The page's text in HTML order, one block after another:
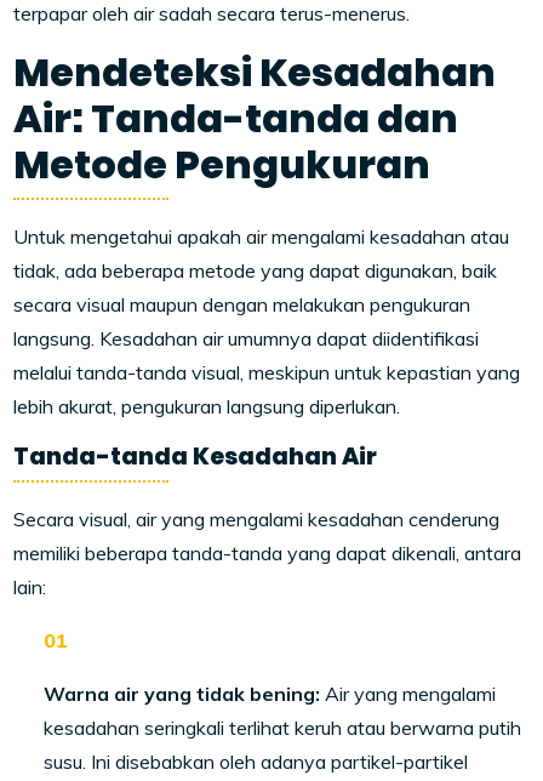
terpapar oleh air sadah secara terus-menerus.
Mendeteksi Kesadahan
Air: Tanda-tanda dan
Metode Pengukuran
Untuk mengetahui apakah air mengalami kesadahan atau
tidak, ada beberapa metode yang dapat digunakan, baik
secara visual maupun dengan melakukan pengukuran
langsung. Kesadahan air umumnya dapat diidentifikasi
melalui tanda-tanda visual, meskipun untuk kepastian yang
lebih akurat, pengukuran langsung diperlukan.
Tanda-tanda Kesadahan Air
Secara visual, air yang mengalami kesadahan cenderung
memiliki beberapa tanda-tanda yang dapat dikenali, antara
lain:
Warna air yang tidak bening: Air yang mengalami
kesadahan seringkali terlihat keruh atau berwarna putih
susu. Ini disebabkan oleh adanya partikel-partikel